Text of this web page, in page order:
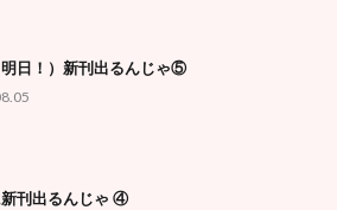
日！）新刊出るんじゃ⑤
刊出るんじゃ ④